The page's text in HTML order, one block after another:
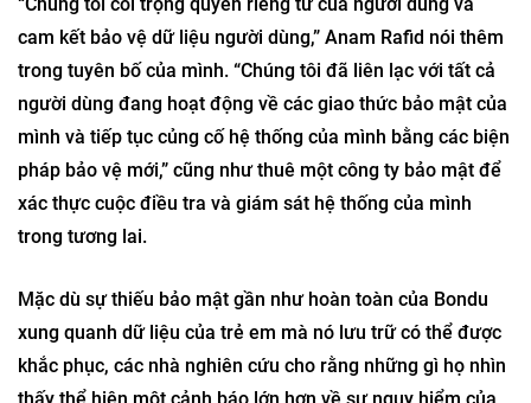
cam kết bảo vệ dữ liệu người dùng,” Anam Rafid nói thêm
trong tuyên bố của mình. “Chúng tôi đã liên lạc với tất cả
người dùng đang hoạt động về các giao thức bảo mật của
mình và tiếp tục củng cố hệ thống của mình bằng các biện
pháp bảo vệ mới,” cũng như thuê một công ty bảo mật để
xác thực cuộc điều tra và giám sát hệ thống của mình
trong tương lai.
Mặc dù sự thiếu bảo mật gần như hoàn toàn của Bondu
xung quanh dữ liệu của trẻ em mà nó lưu trữ có thể được
khắc phục, các nhà nghiên cứu cho rằng những gì họ nhìn